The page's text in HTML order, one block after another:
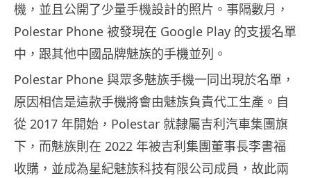
機，並且公開了少量手機設計的照片。事隔數月，
Polestar Phone 被發現在 Google Play 的支援名單
中，跟其他中國品牌魅族的手機並列。
Polestar Phone 與眾多魅族手機一同出現於名單，
原因相信是這款手機將會由魅族負責代工生產。自
從 2017 年開始，Polestar 就隸屬吉利汽車集團旗
下，而魅族則在 2022 年被吉利集團董事長李書福
收購，並成為星紀魅族科技有限公司成員，故此兩